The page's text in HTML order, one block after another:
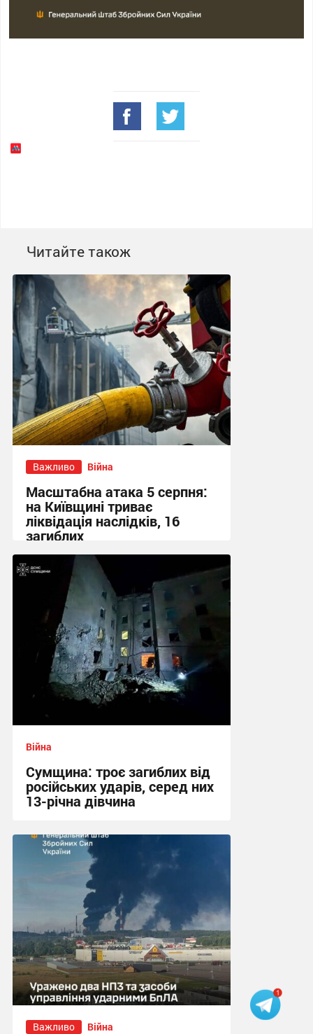
Читайте також
Важливо Війна
Масштабна атака 5 серпня:
на Київщині триває
ліквідація наслідків, 16
загиблих
13:23 сьогодні
Війна
Сумщина: троє загиблих від
російських ударів, серед них
13-річна дівчина
11:39 сьогодні
Важливо Війна